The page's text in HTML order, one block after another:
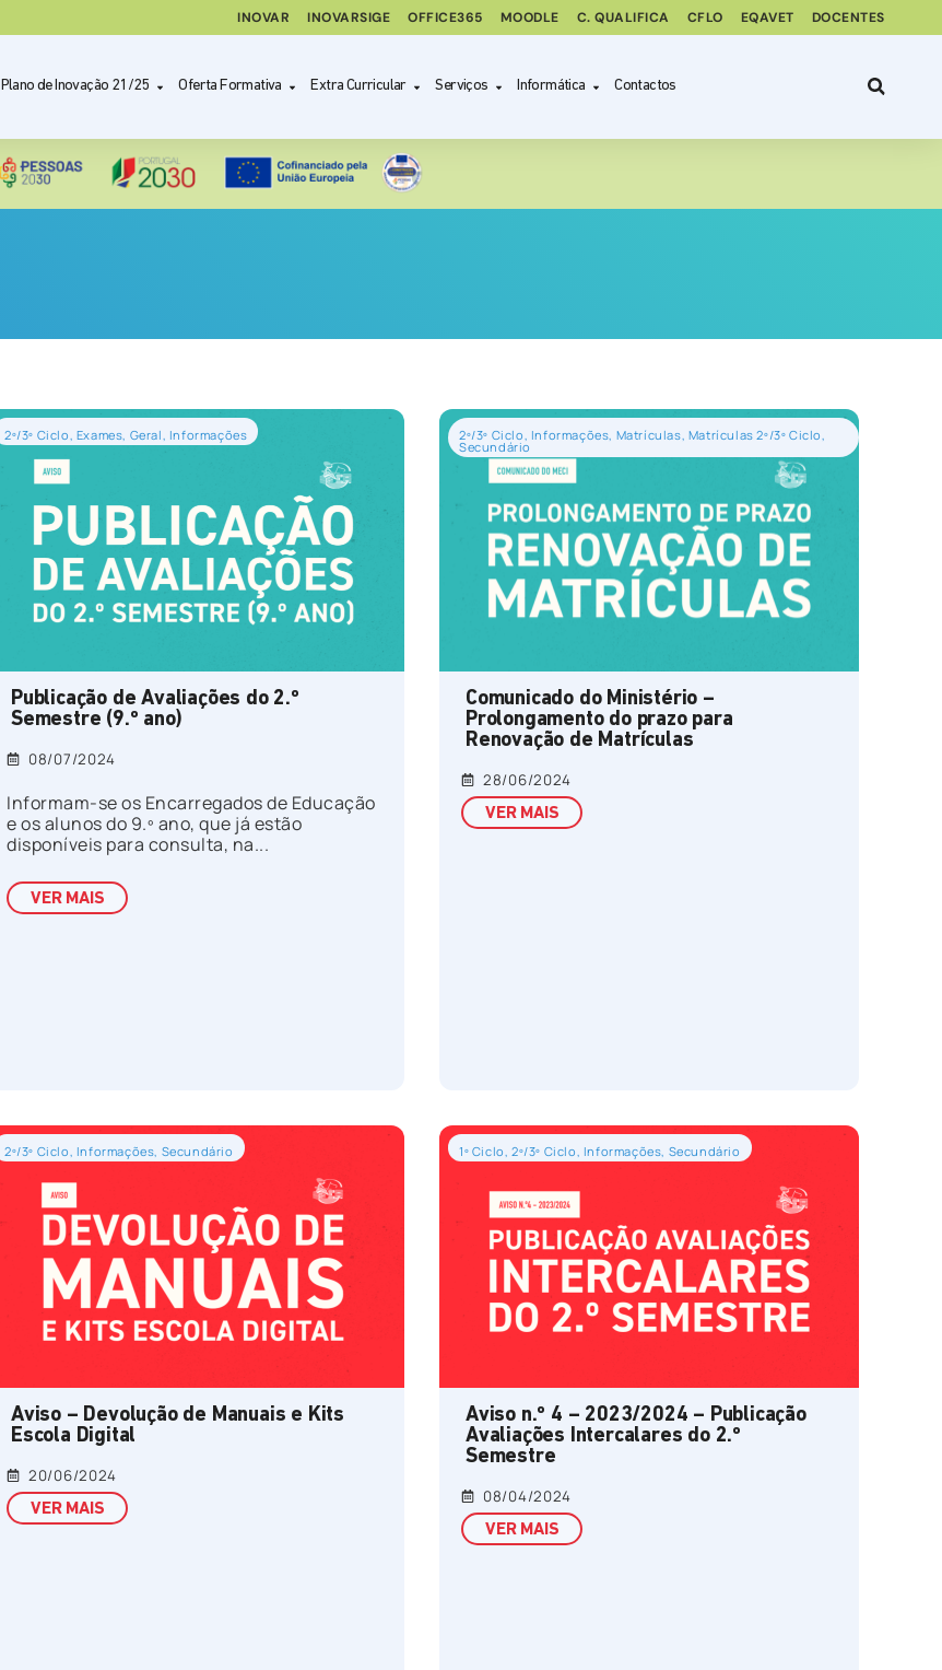
INOVAR INOVARSIGE OFFICE365 MOODLE C. QUALIFICA CFLO EQAVET DOCENTES
Plano de Inovação 21/25 Oferta Formativa Extra Curricular Serviços Informática Contactos
2º/3º Ciclo Exames Geral Informações
Publicação de Avaliações do 2.º
Semestre (9.º ano)
08/07/2024
Informam-se os Encarregados de Educação
e os alunos do 9.º ano, que já estão
disponíveis para consulta, na...
VER MAIS
2º/3º Ciclo Informações Matrículas Matrículas 2º/3º Ciclo
Secundário
Comunicado do Ministério –
Prolongamento do prazo para
Renovação de Matrículas
28/06/2024
VER MAIS
2º/3º Ciclo Informações Secundário
Aviso – Devolução de Manuais e Kits
Escola Digital
20/06/2024
VER MAIS
1º Ciclo ,2º/3º Ciclo Informações Secundário
Aviso n.º 4 – 2023/2024 – Publicação
Avaliações Intercalares do 2.º
Semestre
08/04/2024
VER MAIS